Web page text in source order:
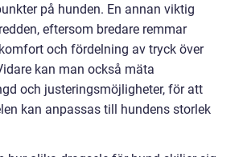
på hunden. En annan viktig
eftersom bredare remmar
och fördelning av tryck över
kan man också mäta
och justeringsmöjligheter, för att
kan anpassas till hundens storlek